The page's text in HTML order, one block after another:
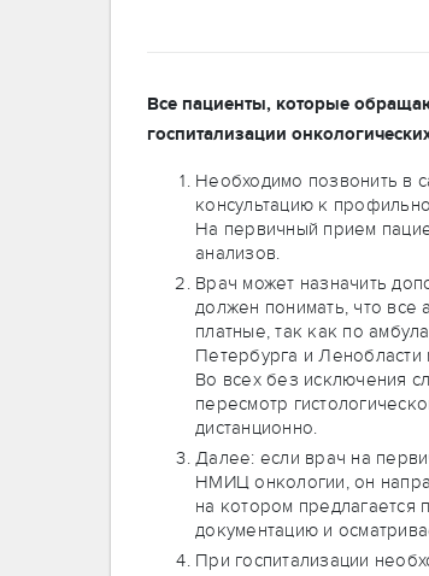
Все пациенты, которые
госпитализации
Необходимо позвонить в
консультацию к
На первичный прием
анализов.
Врач может назначить
должен понимать, что все
платные, так как по
Петербурга и Ленобласти
Во всех без исключения
пересмотр
дистанционно.
Далее: если врач на
НМИЦ онкологии, он
на котором предлагается
документацию и
При госпитализации